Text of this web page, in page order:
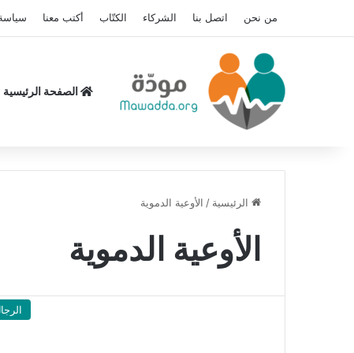
من نحن اتصل بنا الشركاء الكتّاب أكتب معنا
الصفحة الرئيسية
الرئيسية / الأوعية الدموية
الأوعية الدموية